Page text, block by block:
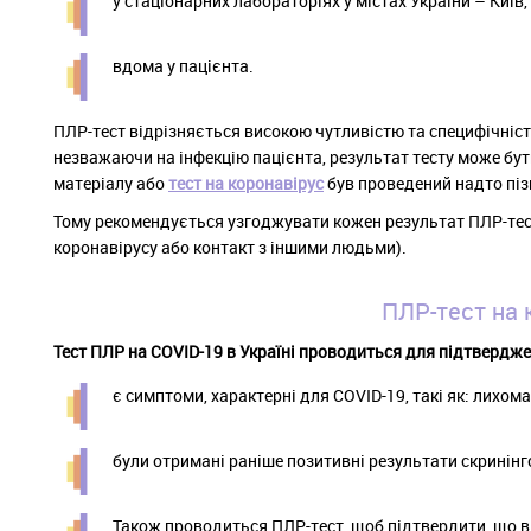
вдома у пацієнта.
ПЛР-тест відрізняється високою чутливістю та
незважаючи на інфекцію пацієнта, результат тесту може
матеріалу аботест на коронавірусбув проведений надто
Тому рекомендується узгоджувати кожен результат ПЛР-
коронавірусу або контакт з іншими людьми).
ПЛР-тест на
Тест ПЛР на COVID-19 в Україні проводиться для
є симптоми, характерні для COVID-19, такі як:
були отримані раніше позитивні результати
Також проводиться ПЛР-тест, щоб підтвердити, що